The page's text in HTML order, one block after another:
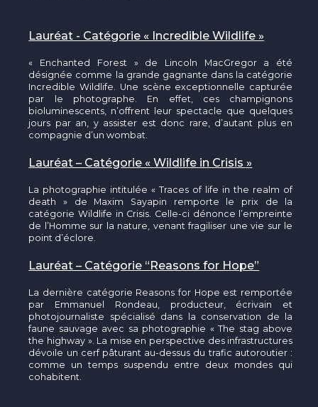
Lauréat - Catégorie « Incredible Wildlife »
« Enchanted Forest » de Lincoln MacGregor a été
désignée comme la grande gagnante dans la catégorie
Incredible Wildlife. Une scène exceptionnelle capturée
par le photographe. En effet, ces champignons
bioluminescents, n’offrent leur spectacle que quelques
jours par an, y assister est donc rare, d’autant plus en
compagnie d’un wombat.
Lauréat – Catégorie « Wildlife in Crisis »
La photographie intitulée « Traces of life in the realm of
death » de Maxim Sayapin remporte le prix de la
catégorie Wildlife in Crisis. Celle-ci dénonce l’empreinte
de l’Homme sur la nature, venant fragiliser une vie sur le
point d’éclore.
Lauréat – Catégorie “Reasons for Hope”
La dernière catégorie Reasons for Hope est remportée
par Emmanuel Rondeau, producteur, écrivain et
photojournaliste spécialisé dans la conservation de la
faune sauvage avec sa photographie « The stag above
the highway ». La mise en perspective des infrastructures
dévoile un cerf pâturant au-dessus du trafic autoroutier :
comme un temps suspendu entre deux mondes qui
cohabitent.